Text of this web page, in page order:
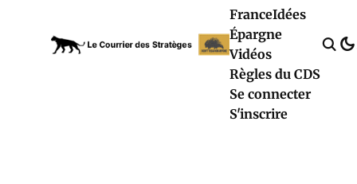
FranceIdées
Épargne
Vidéos
Règles du CDS
Se connecter
S'inscrire